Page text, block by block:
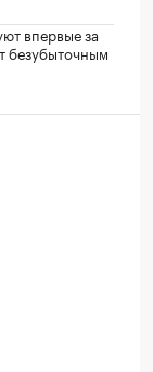
впервые за
безубыточным